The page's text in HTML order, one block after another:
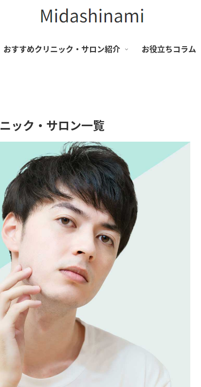
おすすめクリニック・サロン紹介 お役立ちコラム
ック・サロン一覧